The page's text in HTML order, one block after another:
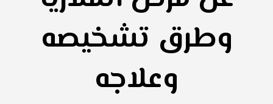
وطرق تشخيصه
وعلاجه